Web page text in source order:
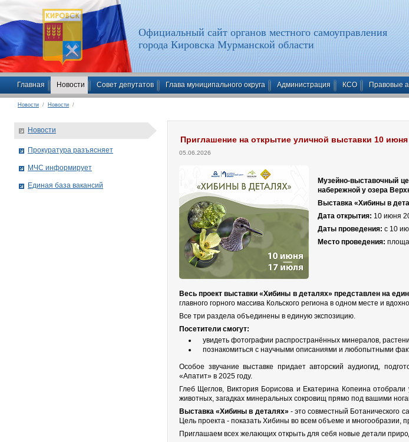
Официальный сайт органов местного самоуправления
города Кировска Мурманской области
Главная Новости Совет депутатов Глава муниципального округа Администрация КСО Правовые
Новости / Новости /
Приглашение на открытие уличной выставки 10
05.06.2026
Музейно-выставочный
набережной у озера
Выставка «Хибины в
Дата открытия: 10 июня
Даты проведения: с 10
Место проведения:
Весь проект выставки «Хибины в деталях» представлен на
главного горного массива Кольского региона в одном месте и
Все три раздела объединены в единую экспозицию.
Посетители смогут:
увидеть фотографии распространённых минералов,
познакомиться с научными описаниями и любопытными
Особое звучание выставке придает авторский аудиогид,
«Апатит» в 2025 году.
Глеб Щеглов, Виктория Борисова и Екатерина Копеина
животных, загадках минеральных сокровищ прямо под вашими
Выставка «Хибины в деталях» - это совместный Ботанического
Цель проекта - показать Хибины во всем объеме и многообразии,
Приглашаем всех желающих открыть для себя новые детали
Новости
Прокуратура разъясняет
МЧС информирует
Единая база вакансий